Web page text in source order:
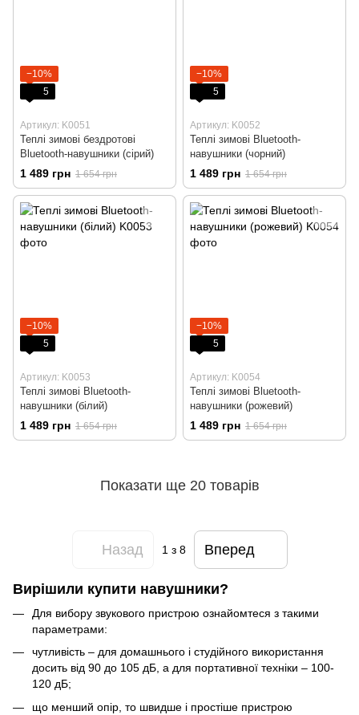
−10%
5
Артикул: K0051
Теплі зимові бездротові
Bluetooth-навушники (сірий)
1 489 грн 1 654 грн
−10%
5
Артикул: K0052
Теплі зимові Bluetooth-
навушники (чорний)
1 489 грн 1 654 грн
−10%
5
Артикул: K0053
Теплі зимові Bluetooth-
навушники (білий)
1 489 грн 1 654 грн
−10%
5
Артикул: K0054
Теплі зимові Bluetooth-
навушники (рожевий)
1 489 грн 1 654 грн
Показати ще 20 товарів
Назад 1з 8 Вперед
Вирішили купити навушники?
Для вибору звукового пристрою ознайомтеся з такими
параметрами:
чутливість – для домашнього і студійного використання
досить від 90 до 105 дБ, а для портативної техніки – 100-
120 дБ;
що менший опір, то швидше і простіше пристрою